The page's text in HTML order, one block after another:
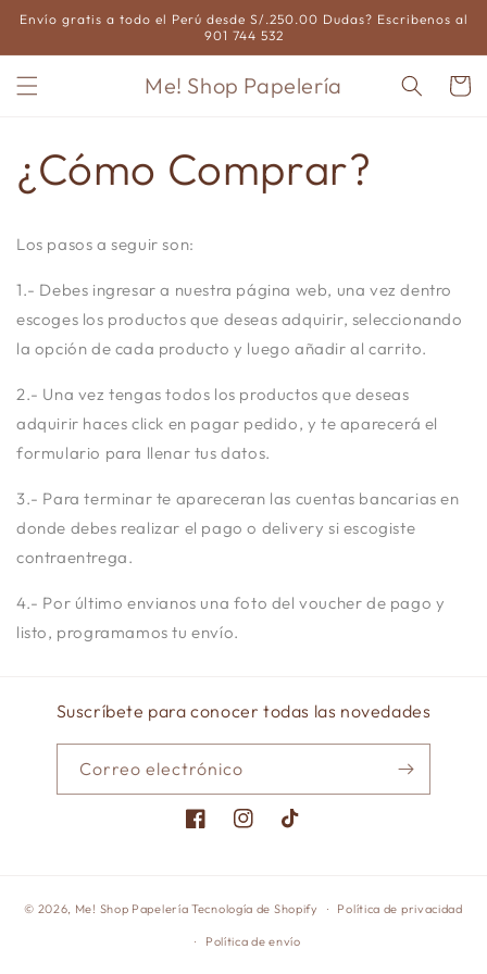
directamente
Envío gratis a todo el Perú desde S/.250.00 Dudas? Escribenos al
901 744 532
Me! Shop Papelería Carrito
¿Cómo Comprar?
Los pasos a seguir son:
1.- Debes ingresar a nuestra página web, una vez dentro
escoges los productos que deseas adquirir, seleccionando
la opción de cada producto y luego añadir al carrito.
2.- Una vez tengas todos los productos que deseas
adquirir haces click en pagar pedido, y te aparecerá el
formulario para llenar tus datos.
3.- Para terminar te apareceran las cuentas bancarias en
donde debes realizar el pago o delivery si escogiste
contraentrega.
4.- Por último envianos una foto del voucher de pago y
listo, programamos tu envío.
Suscríbete para conocer todas las novedades
Correo electrónico
FacebookInstagramTikTok
© 2026, Me! Shop Papelería Tecnología de Shopify Política de privacidad
Política de envío